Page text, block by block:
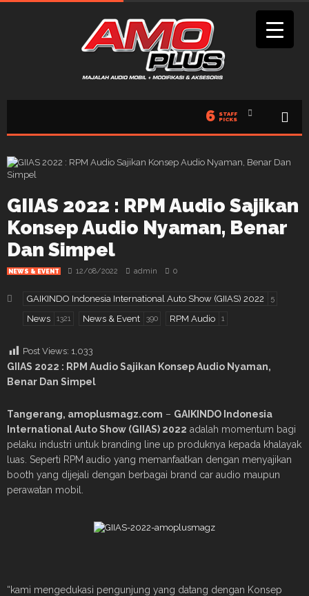
6 STAFF
PICKS
GIIAS 2022 : RPM Audio Sajikan
Konsep Audio Nyaman, Benar
Dan Simpel
NEWS & EVENT 12/08/2022 admin 0
GAIKINDO Indonesia International Auto Show (GIIAS) 2022 5
News 1321 News & Event 390 RPM Audio 1
Post Views: 1,033
GIIAS 2022 : RPM Audio Sajikan Konsep Audio Nyaman,
Benar Dan Simpel
Tangerang, amoplusmagz.com – GAIKINDO Indonesia
International Auto Show (GIIAS) 2022 adalah momentum bagi
pelaku industri untuk branding line up produknya kepada khalayak
luas. Seperti RPM audio yang memanfaatkan dengan menyajikan
booth yang dijejali dengan berbagai brand car audio maupun
perawatan mobil.
“kami mengedukasi pengunjung yang datang dengan Konsep